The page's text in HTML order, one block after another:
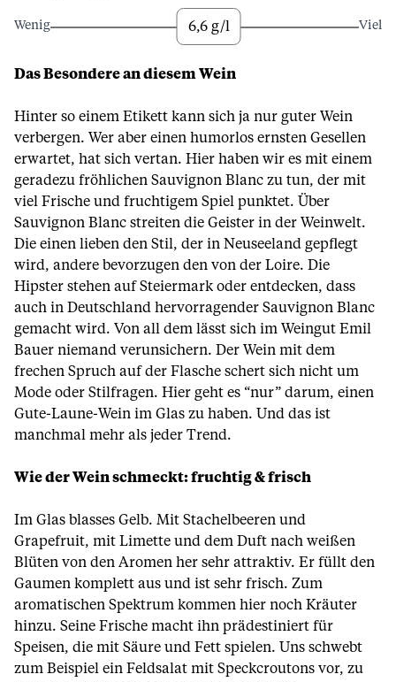
Wenig 6,6 g/l Viel
Das Besondere an diesem Wein
Hinter so einem Etikett kann sich ja nur guter Wein
verbergen. Wer aber einen humorlos ernsten Gesellen
erwartet, hat sich vertan. Hier haben wir es mit einem
geradezu fröhlichen Sauvignon Blanc zu tun, der mit
viel Frische und fruchtigem Spiel punktet. Über
Sauvignon Blanc streiten die Geister in der Weinwelt.
Die einen lieben den Stil, der in Neuseeland gepflegt
wird, andere bevorzugen den von der Loire. Die
Hipster stehen auf Steiermark oder entdecken, dass
auch in Deutschland hervorragender Sauvignon Blanc
gemacht wird. Von all dem lässt sich im Weingut Emil
Bauer niemand verunsichern. Der Wein mit dem
frechen Spruch auf der Flasche schert sich nicht um
Mode oder Stilfragen. Hier geht es “nur” darum, einen
Gute-Laune-Wein im Glas zu haben. Und das ist
manchmal mehr als jeder Trend.
Wie der Wein schmeckt: fruchtig & frisch
Im Glas blasses Gelb. Mit Stachelbeeren und
Grapefruit, mit Limette und dem Duft nach weißen
Blüten von den Aromen her sehr attraktiv. Er füllt den
Gaumen komplett aus und ist sehr frisch. Zum
aromatischen Spektrum kommen hier noch Kräuter
hinzu. Seine Frische macht ihn prädestiniert für
Speisen, die mit Säure und Fett spielen. Uns schwebt
zum Beispiel ein Feldsalat mit Speckcroutons vor, zu